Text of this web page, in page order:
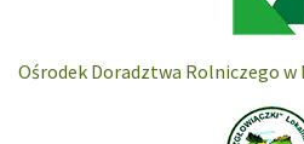
Ośrodek Doradztwa Rolniczego w